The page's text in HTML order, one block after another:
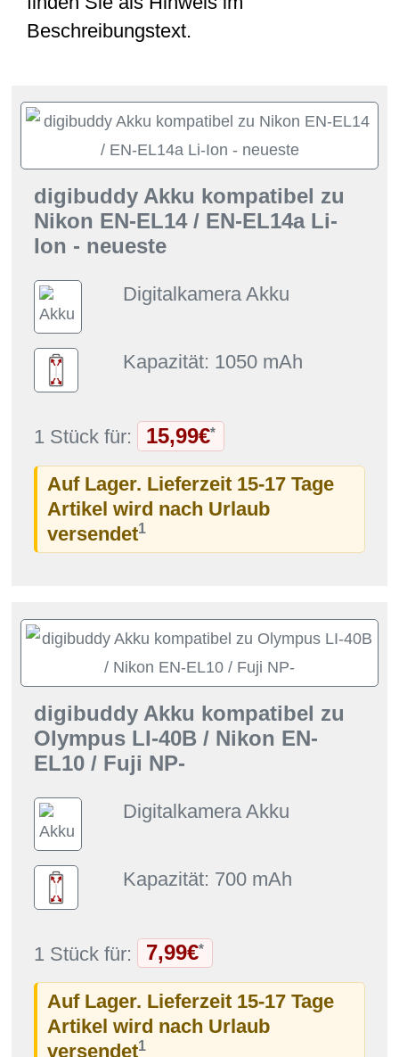
Beschreibungstext.
digibuddy Akku kompatibel zu
Nikon EN-EL14 / EN-EL14a Li-
Ion - neueste
Digitalkamera Akku
Kapazität: 1050 mAh
1 Stück für: 15,99€*
Auf Lager. Lieferzeit 15-17 Tage
Artikel wird nach Urlaub
versendet1
digibuddy Akku kompatibel zu
Olympus LI-40B / Nikon EN-
EL10 / Fuji NP-
Digitalkamera Akku
Kapazität: 700 mAh
1 Stück für: 7,99€*
Auf Lager. Lieferzeit 15-17 Tage
Artikel wird nach Urlaub
versendet1